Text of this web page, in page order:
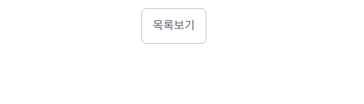
목록보기